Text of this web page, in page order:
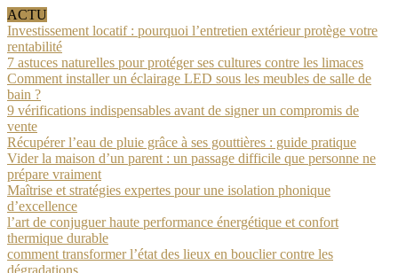
ACTU
Investissement locatif : pourquoi l’entretien extérieur protège votre
rentabilité
7 astuces naturelles pour protéger ses cultures contre les limaces
Comment installer un éclairage LED sous les meubles de salle de
bain ?
9 vérifications indispensables avant de signer un compromis de
vente
Récupérer l’eau de pluie grâce à ses gouttières : guide pratique
Vider la maison d’un parent : un passage difficile que personne ne
prépare vraiment
Maîtrise et stratégies expertes pour une isolation phonique
d’excellence
l’art de conjuguer haute performance énergétique et confort
thermique durable
comment transformer l’état des lieux en bouclier contre les
dégradations